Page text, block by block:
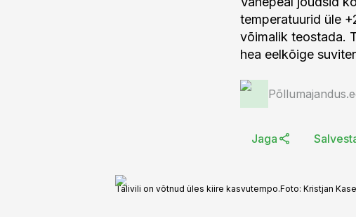
temperatuurid üle
võimalik teostada.
hea eelkõige
Jaga
Talivili on võtnud üles kiire kasvutempo.Foto: Kristjan